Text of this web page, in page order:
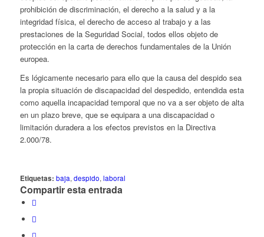
prohibición de discriminación, el derecho a la salud y a la
integridad física, el derecho de acceso al trabajo y a las
prestaciones de la Seguridad Social, todos ellos objeto de
protección en la carta de derechos fundamentales de la Unión
europea.
Es lógicamente necesario para ello que la causa del despido sea
la propia situación de discapacidad del despedido, entendida esta
como aquella incapacidad temporal que no va a ser objeto de alta
en un plazo breve, que se equipara a una discapacidad o
limitación duradera a los efectos previstos en la Directiva
2.000/78.
Etiquetas: baja, despido, laboral
Compartir esta entrada